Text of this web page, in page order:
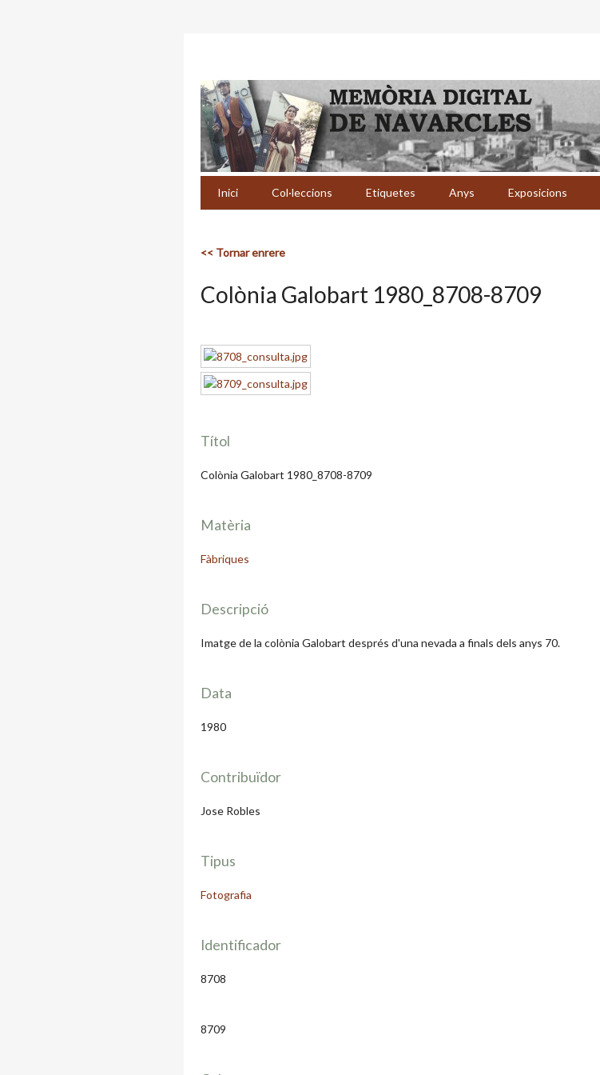
Inici Col·leccions Etiquetes Anys Exposicions
<< Tornar enrere
Colònia Galobart 1980_8708-8709
Títol
Colònia Galobart 1980_8708-8709
Matèria
Fàbriques
Descripció
Imatge de la colònia Galobart després d'una nevada a finals dels anys 70.
Data
1980
Contribuïdor
Jose Robles
Tipus
Fotografia
Identificador
8708
8709